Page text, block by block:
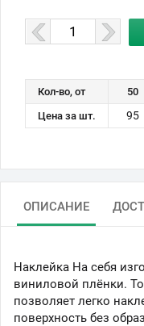
Кол-во, от 50
Цена за шт.
95
ОПИСАНИЕ
Наклейка На себя
виниловой плёнки.
позволяет легко
поверхность без